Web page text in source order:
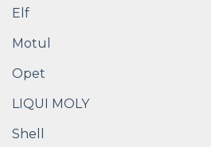
Elf
Motul
Opet
LIQUI MOLY
Shell